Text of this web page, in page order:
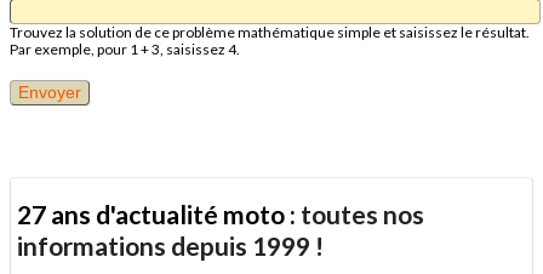
Trouvez la solution de ce problème mathématique simple et saisissez le résultat.
Par exemple, pour 1 + 3, saisissez 4.
27 ans d'actualité moto : toutes nos
informations depuis 1999 !